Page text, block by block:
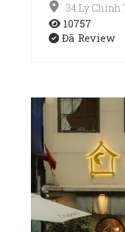
34 Lý Chính
10757
Đã Review